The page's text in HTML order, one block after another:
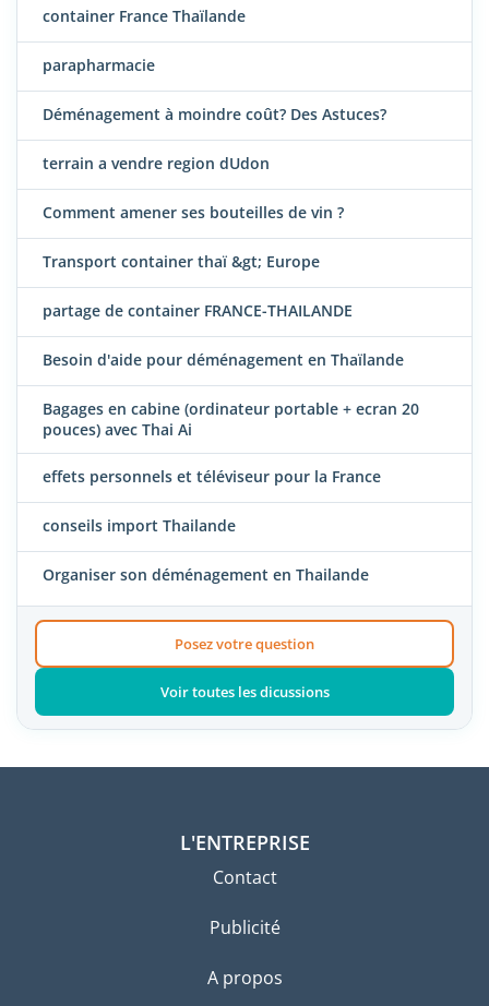
container France Thaïlande
parapharmacie
Déménagement à moindre coût? Des Astuces?
terrain a vendre region dUdon
Comment amener ses bouteilles de vin ?
Transport container thaï &gt; Europe
partage de container FRANCE-THAILANDE
Besoin d'aide pour déménagement en Thaïlande
Bagages en cabine (ordinateur portable + ecran 20
pouces) avec Thai Ai
effets personnels et téléviseur pour la France
conseils import Thailande
Organiser son déménagement en Thailande
Posez votre question
Voir toutes les dicussions
L'ENTREPRISE
Contact
Publicité
A propos